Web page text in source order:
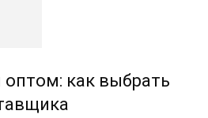
оптом: как выбрать